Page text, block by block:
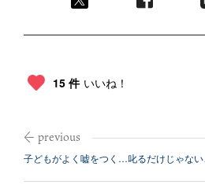
15 件 いいね！
子どもがよく嘘をつく…叱るだけじゃな